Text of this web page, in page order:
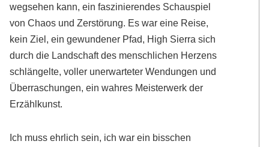
wegsehen kann, ein faszinierendes Schauspiel
von Chaos und Zerstörung. Es war eine Reise,
kein Ziel, ein gewundener Pfad, High Sierra sich
durch die Landschaft des menschlichen Herzens
schlängelte, voller unerwarteter Wendungen und
Überraschungen, ein wahres Meisterwerk der
Erzählkunst.
Ich muss ehrlich sein, ich war ein bisschen